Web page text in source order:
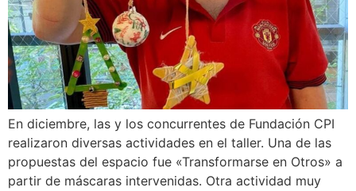
En diciembre, las y los concurrentes de Fundación CPI
realizaron diversas actividades en el taller. Una de las
propuestas del espacio fue «Transformarse en Otros» a
partir de máscaras intervenidas. Otra actividad muy